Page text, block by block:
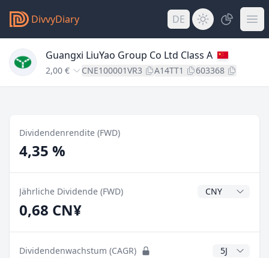
DivvyDiary DE
Guangxi LiuYao Group Co Ltd Class A
2,00 € CNE100001VR3 A14TT1 603368
Dividendenrendite (FWD)
4,35 %
Jährliche Dividende (FWD)
0,68 CN¥
Dividendenwachstum (CAGR) CAGR Jahre